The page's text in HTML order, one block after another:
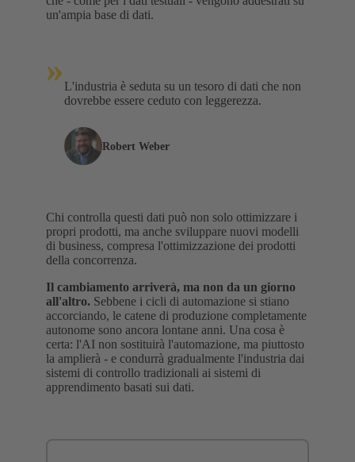
un'ampia base di dati.
» L'industria è seduta su un tesoro di dati che non
dovrebbe essere ceduto con leggerezza.
Robert Weber
Chi controlla questi dati può non solo ottimizzare i
propri prodotti, ma anche sviluppare nuovi modelli
di business, compresa l'ottimizzazione dei prodotti
della concorrenza.
Il cambiamento arriverà, ma non da un giorno
all'altro. Sebbene i cicli di automazione si stiano
accorciando, le catene di produzione completamente
autonome sono ancora lontane anni. Una cosa è
certa: l'AI non sostituirà l'automazione, ma piuttosto
la amplierà - e condurrà gradualmente l'industria dai
sistemi di controllo tradizionali ai sistemi di
apprendimento basati sui dati.